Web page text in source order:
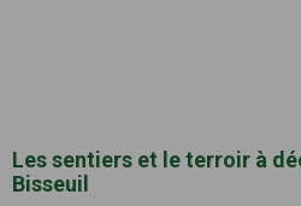
Les sentiers et le terroir à
Bisseuil